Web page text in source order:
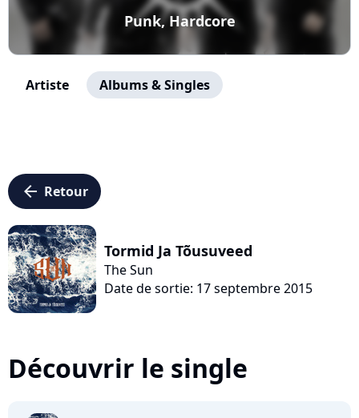
Punk, Hardcore
Artiste Albums & Singles
arrow_left Retour
Tormid Ja Tõusuveed
The Sun
Date de sortie: 17 septembre 2015
Découvrir le single